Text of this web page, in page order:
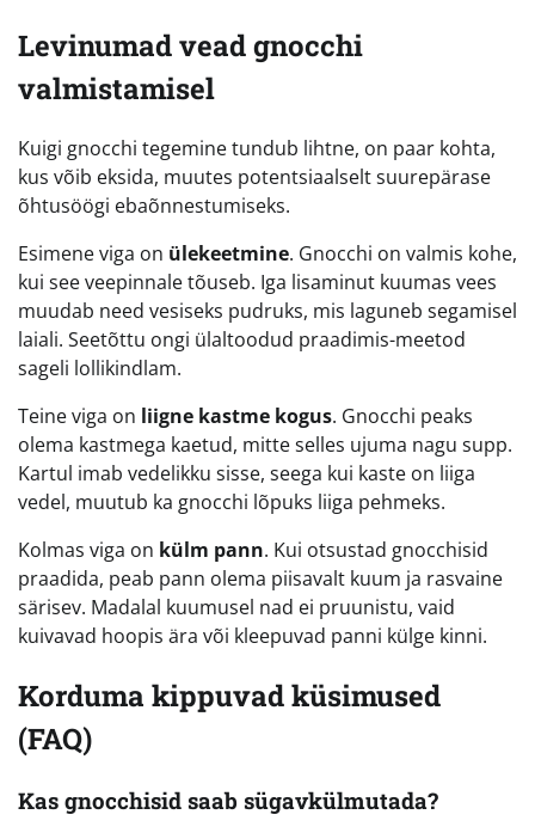
Levinumad vead gnocchi
valmistamisel
Kuigi gnocchi tegemine tundub lihtne, on paar kohta,
kus võib eksida, muutes potentsiaalselt suurepärase
õhtusöögi ebaõnnestumiseks.
Esimene viga on ülekeetmine. Gnocchi on valmis kohe,
kui see veepinnale tõuseb. Iga lisaminut kuumas vees
muudab need vesiseks pudruks, mis laguneb segamisel
laiali. Seetõttu ongi ülaltoodud praadimis-meetod
sageli lollikindlam.
Teine viga on liigne kastme kogus. Gnocchi peaks
olema kastmega kaetud, mitte selles ujuma nagu supp.
Kartul imab vedelikku sisse, seega kui kaste on liiga
vedel, muutub ka gnocchi lõpuks liiga pehmeks.
Kolmas viga on külm pann. Kui otsustad gnocchisid
praadida, peab pann olema piisavalt kuum ja rasvaine
särisev. Madalal kuumusel nad ei pruunistu, vaid
kuivavad hoopis ära või kleepuvad panni külge kinni.
Korduma kippuvad küsimused
(FAQ)
Kas gnocchisid saab sügavkülmutada?